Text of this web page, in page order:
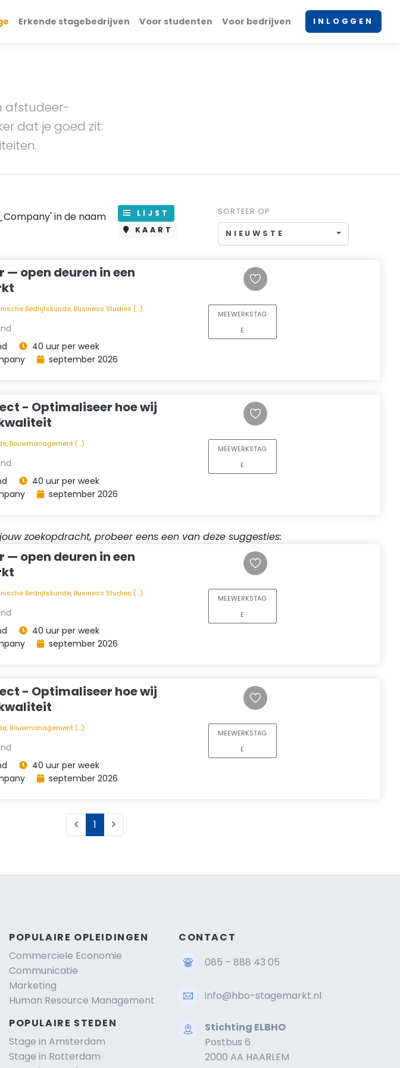
Erkende stagebedrijven Voor studenten Voor bedrijven INLOGGEN
afstudeer-
dat je goed zit:
in de naam
LIJST
KAART
SORTEER OP
NIEUWSTE
— open deuren in een
Bedrijfskunde, Business Studies (...)
40 uur per week
september 2026
MEEWERKSTAG
E
- Optimaliseer hoe wij
Bouwmanagement (...)
40 uur per week
september 2026
MEEWERKSTAG
E
zoekopdracht, probeer eens een van deze suggesties:
— open deuren in een
Bedrijfskunde, Business Studies (...)
40 uur per week
september 2026
MEEWERKSTAG
E
- Optimaliseer hoe wij
Bouwmanagement (...)
40 uur per week
september 2026
MEEWERKSTAG
E
1
POPULAIRE OPLEIDINGEN
Commerciele Economie
Communicatie
Marketing
Human Resource Management
POPULAIRE STEDEN
Stage in Amsterdam
Stage in Rotterdam
CONTACT
085 – 888 43 05
info@hbo-stagemarkt.nl
Stichting ELBHO
Postbus 6
2000 AA HAARLEM